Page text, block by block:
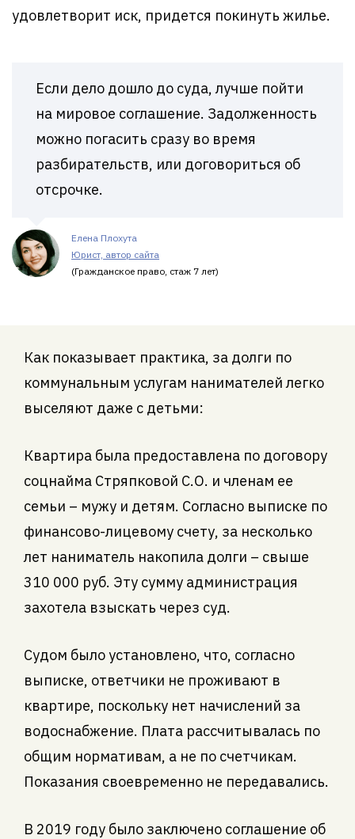
удовлетворит иск, придется покинуть жилье.
Если дело дошло до суда, лучше пойти
на мировое соглашение. Задолженность
можно погасить сразу во время
разбирательств, или договориться об
отсрочке.
Елена Плохута
Юрист, автор сайта
(Гражданское право, стаж 7 лет)
Как показывает практика, за долги по
коммунальным услугам нанимателей легко
выселяют даже с детьми:
Квартира была предоставлена по договору
соцнайма Стряпковой С.О. и членам ее
семьи – мужу и детям. Согласно выписке по
финансово-лицевому счету, за несколько
лет наниматель накопила долги – свыше
310 000 руб. Эту сумму администрация
захотела взыскать через суд.
Судом было установлено, что, согласно
выписке, ответчики не проживают в
квартире, поскольку нет начислений за
водоснабжение. Плата рассчитывалась по
общим нормативам, а не по счетчикам.
Показания своевременно не передавались.
В 2019 году было заключено соглашение об